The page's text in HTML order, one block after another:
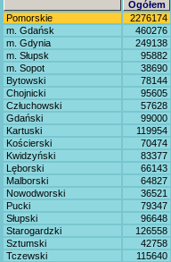
Ogółem
Pomorskie
2276174
m. Gdańsk
460276
m. Gdynia
249138
m. Słupsk
95882
m. Sopot
38690
Bytowski
78144
Chojnicki
95605
Człuchowski
57628
Gdański
99000
Kartuski
119954
Kościerski
70474
Kwidzyński
83377
Lęborski
66143
Malborski
64827
Nowodworski
36521
Pucki
79347
Słupski
96648
Starogardzki
126558
Sztumski
42758
Tczewski
115640